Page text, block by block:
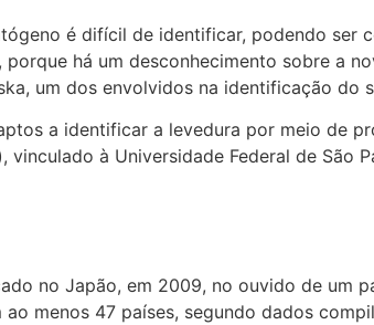
é difícil de identificar, podendo ser
há um desconhecimento sobre a
um dos envolvidos na identificação do
a identificar a levedura por meio de
vinculado à Universidade Federal de São
no Japão, em 2009, no ouvido de um
menos 47 países, segundo dados